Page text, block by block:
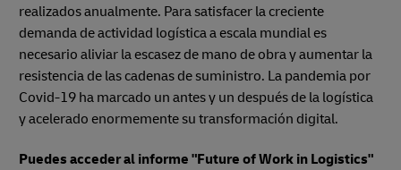
realizados anualmente. Para satisfacer la creciente
demanda de actividad logística a escala mundial es
necesario aliviar la escasez de mano de obra y aumentar la
resistencia de las cadenas de suministro. La pandemia por
Covid-19 ha marcado un antes y un después de la logística
y acelerado enormemente su transformación digital.
Puedes acceder al informe "Future of Work in Logistics"